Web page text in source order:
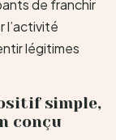
de franchir
l’activité
légitimes
simple,
conçu